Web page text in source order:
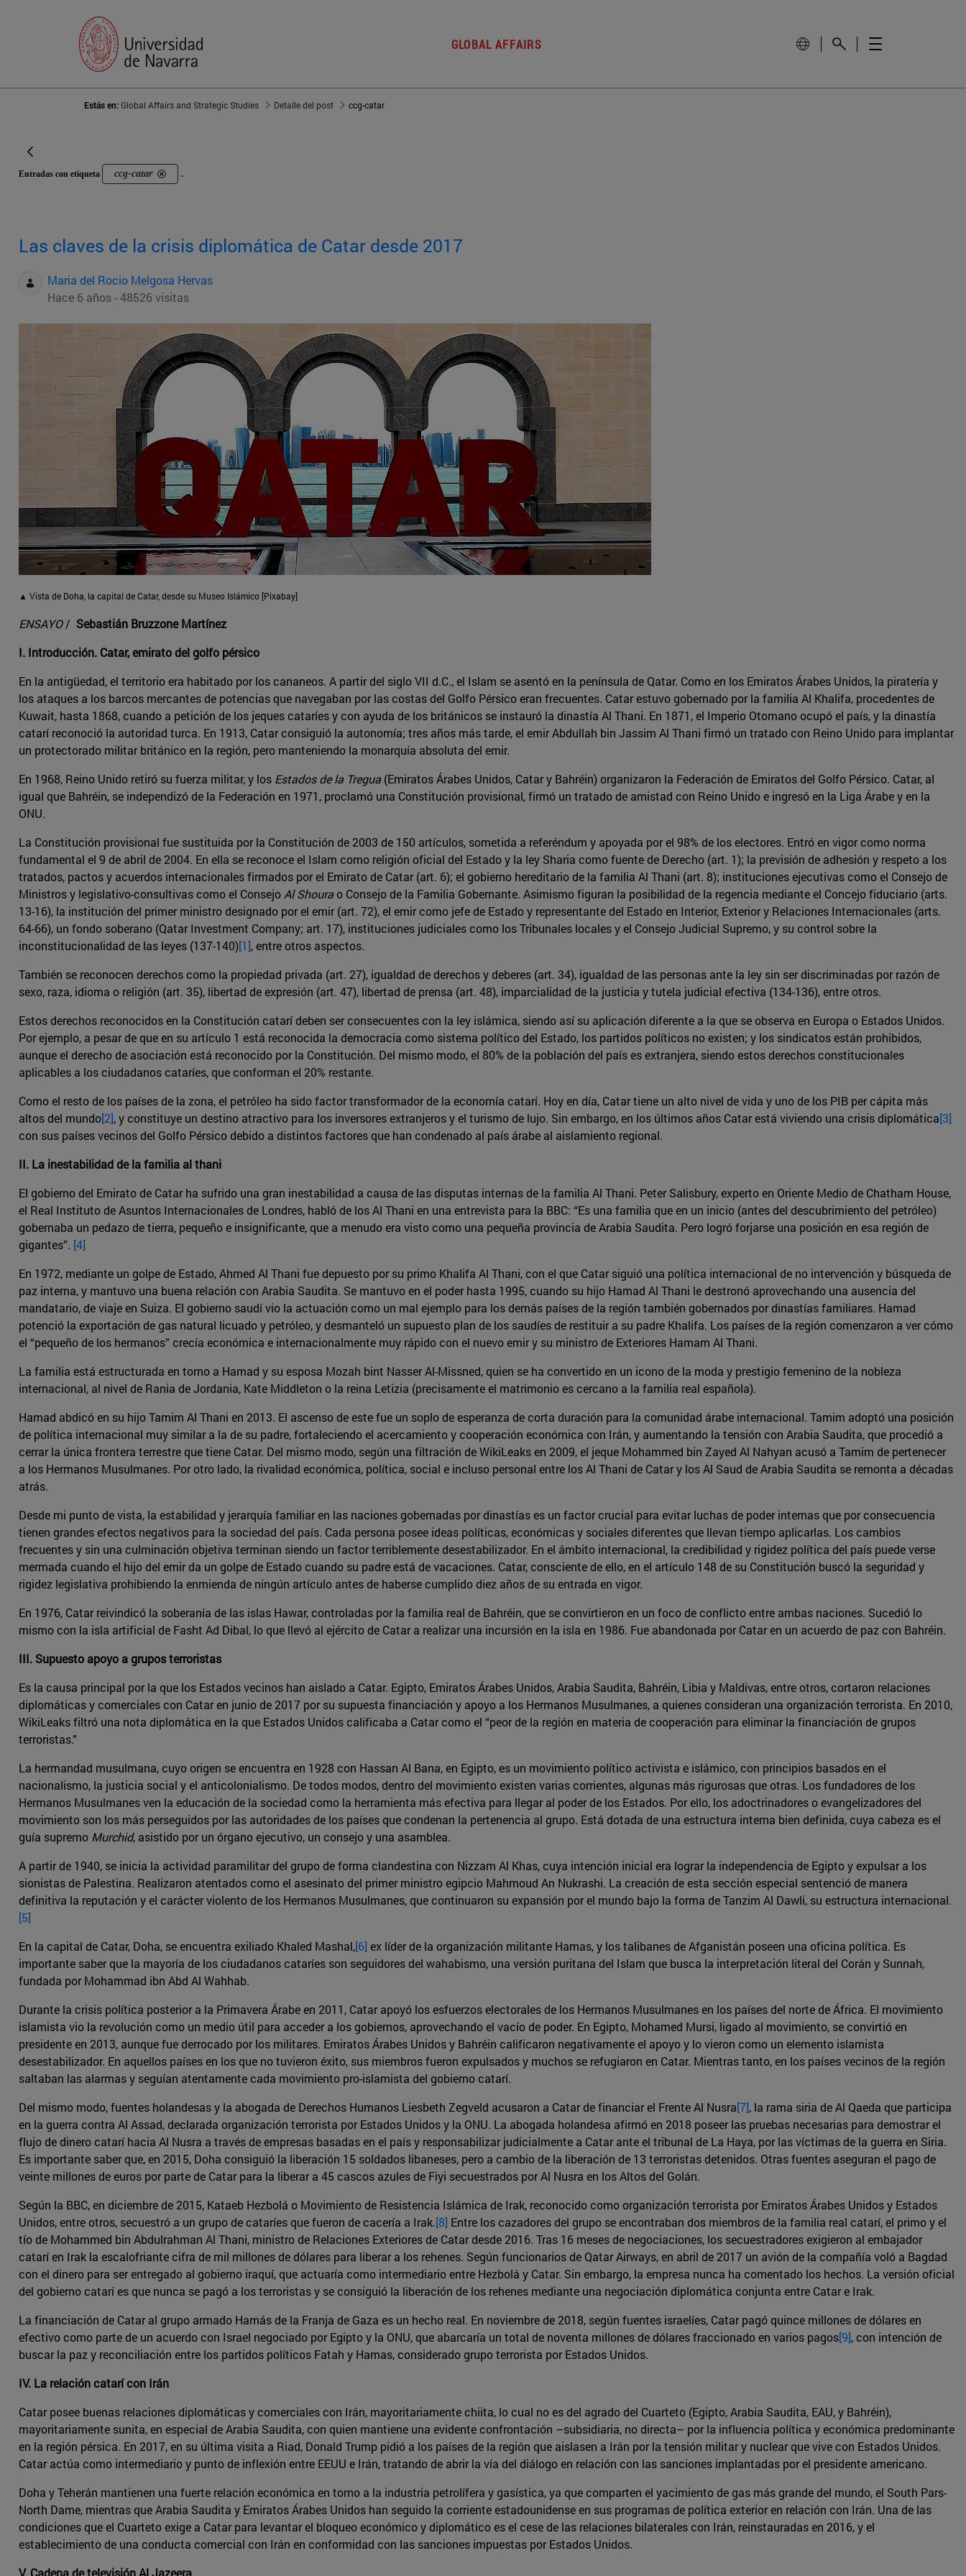
GLOBAL AFFAIRS
Estás en:Global Affairs and Strategic Studies Detalle del post ccg-catar
Entradas con etiqueta ccg-catar .
Las claves de la crisis diplomática de Catar desde 2017
Maria del Rocio Melgosa Hervas
Hace 6 años - 48526 visitas
▲ Vista de Doha, la capital de Catar, desde su Museo Islámico [Pixabay]
ENSAYO/ Sebastián Bruzzone Martínez
I. Introducción. Catar, emirato del golfo pérsico
En la antigüedad, el territorio era habitado por los cananeos. A partir del siglo VII d.C., el Islam se asentó en la península de Qatar. Como en los Emiratos Árabes Unidos, la piratería y
los ataques a los barcos mercantes de potencias que navegaban por las costas del Golfo Pérsico eran frecuentes. Catar estuvo gobernado por la familia Al Khalifa, procedentes de
Kuwait, hasta 1868, cuando a petición de los jeques cataríes y con ayuda de los británicos se instauró la dinastía Al Thani. En 1871, el Imperio Otomano ocupó el país, y la dinastía
catarí reconoció la autoridad turca. En 1913, Catar consiguió la autonomía; tres años más tarde, el emir Abdullah bin Jassim Al Thani firmó un tratado con Reino Unido para implantar
un protectorado militar británico en la región, pero manteniendo la monarquía absoluta del emir.
En 1968, Reino Unido retiró su fuerza militar, y los Estados de la Tregua(Emiratos Árabes Unidos, Catar y Bahréin) organizaron la Federación de Emiratos del Golfo Pérsico. Catar, al
igual que Bahréin, se independizó de la Federación en 1971, proclamó una Constitución provisional, firmó un tratado de amistad con Reino Unido e ingresó en la Liga Árabe y en la
ONU.
La Constitución provisional fue sustituida por la Constitución de 2003 de 150 artículos, sometida a referéndum y apoyada por el 98% de los electores. Entró en vigor como norma
fundamental el 9 de abril de 2004. En ella se reconoce el Islam como religión oficial del Estado y la ley Sharia como fuente de Derecho (art. 1); la previsión de adhesión y respeto a los
tratados, pactos y acuerdos internacionales firmados por el Emirato de Catar (art. 6); el gobierno hereditario de la familia Al Thani (art. 8); instituciones ejecutivas como el Consejo de
Ministros y legislativo-consultivas como el ConsejoAl Shourao Consejo de la Familia Gobernante. Asimismo figuran la posibilidad de la regencia mediante el Concejo fiduciario (arts.
13-16), la institución del primer ministro designado por el emir (art. 72), el emir como jefe de Estado y representante del Estado en Interior, Exterior y Relaciones Internacionales (arts.
64-66), un fondo soberano (Qatar Investment Company; art. 17), instituciones judiciales como los Tribunales locales y el Consejo Judicial Supremo, y su control sobre la
inconstitucionalidad de las leyes (137-140)[1], entre otros aspectos.
También se reconocen derechos como la propiedad privada (art. 27), igualdad de derechos y deberes (art. 34), igualdad de las personas ante la ley sin ser discriminadas por razón de
sexo, raza, idioma o religión (art. 35), libertad de expresión (art. 47), libertad de prensa (art. 48), imparcialidad de la justicia y tutela judicial efectiva (134-136), entre otros.
Estos derechos reconocidos en la Constitución catarí deben ser consecuentes con la ley islámica, siendo así su aplicación diferente a la que se observa en Europa o Estados Unidos.
Por ejemplo, a pesar de que en su artículo 1 está reconocida la democracia como sistema político del Estado, los partidos políticos no existen; y los sindicatos están prohibidos,
aunque el derecho de asociación está reconocido por la Constitución. Del mismo modo, el 80% de la población del país es extranjera, siendo estos derechos constitucionales
aplicables a los ciudadanos cataríes, que conforman el 20% restante.
Como el resto de los países de la zona, el petróleo ha sido factor transformador de la economía catarí. Hoy en día, Catar tiene un alto nivel de vida y uno de los PIB per cápita más
altos del mundo[2], y constituye un destino atractivo para los inversores extranjeros y el turismo de lujo. Sin embargo, en los últimos años Catar está viviendo una crisis diplomática[3]
con sus países vecinos del Golfo Pérsico debido a distintos factores que han condenado al país árabe al aislamiento regional.
II. La inestabilidad de la familia al thani
El gobierno del Emirato de Catar ha sufrido una gran inestabilidad a causa de las disputas internas de la familia Al Thani. Peter Salisbury, experto en Oriente Medio de Chatham House,
el Real Instituto de Asuntos Internacionales de Londres, habló de los Al Thani en una entrevista para la BBC: “Es una familia que en un inicio (antes del descubrimiento del petróleo)
gobernaba un pedazo de tierra, pequeño e insignificante, que a menudo era visto como una pequeña provincia de Arabia Saudita. Pero logró forjarse una posición en esa región de
gigantes”. [4]
En 1972, mediante un golpe de Estado, Ahmed Al Thani fue depuesto por su primo Khalifa Al Thani, con el que Catar siguió una política internacional de no intervención y búsqueda de
paz interna, y mantuvo una buena relación con Arabia Saudita. Se mantuvo en el poder hasta 1995, cuando su hijo Hamad Al Thani le destronó aprovechando una ausencia del
mandatario, de viaje en Suiza. El gobierno saudí vio la actuación como un mal ejemplo para los demás países de la región también gobernados por dinastías familiares. Hamad
potenció la exportación de gas natural licuado y petróleo, y desmanteló un supuesto plan de los saudíes de restituir a su padre Khalifa. Los países de la región comenzaron a ver cómo
el “pequeño de los hermanos” crecía económica e internacionalmente muy rápido con el nuevo emir y su ministro de Exteriores Hamam Al Thani.
La familia está estructurada en torno a Hamad y su esposa Mozah bint Nasser Al-Missned, quien se ha convertido en un icono de la moda y prestigio femenino de la nobleza
internacional, al nivel de Rania de Jordania, Kate Middleton o la reina Letizia (precisamente el matrimonio es cercano a la familia real española).
Hamad abdicó en su hijo Tamim Al Thani en 2013. El ascenso de este fue un soplo de esperanza de corta duración para la comunidad árabe internacional. Tamim adoptó una posición
de política internacional muy similar a la de su padre, fortaleciendo el acercamiento y cooperación económica con Irán, y aumentando la tensión con Arabia Saudita, que procedió a
cerrar la única frontera terrestre que tiene Catar. Del mismo modo, según una filtración de WikiLeaks en 2009, el jeque Mohammed bin Zayed Al Nahyan acusó a Tamim de pertenecer
a los Hermanos Musulmanes. Por otro lado, la rivalidad económica, política, social e incluso personal entre los Al Thani de Catar y los Al Saud de Arabia Saudita se remonta a décadas
atrás.
Desde mi punto de vista, la estabilidad y jerarquía familiar en las naciones gobernadas por dinastías es un factor crucial para evitar luchas de poder internas que por consecuencia
tienen grandes efectos negativos para la sociedad del país. Cada persona posee ideas políticas, económicas y sociales diferentes que llevan tiempo aplicarlas. Los cambios
frecuentes y sin una culminación objetiva terminan siendo un factor terriblemente desestabilizador. En el ámbito internacional, la credibilidad y rigidez política del país puede verse
mermada cuando el hijo del emir da un golpe de Estado cuando su padre está de vacaciones. Catar, consciente de ello, en el artículo 148 de su Constitución buscó la seguridad y
rigidez legislativa prohibiendo la enmienda de ningún artículo antes de haberse cumplido diez años de su entrada en vigor.
En 1976, Catar reivindicó la soberanía de las islas Hawar, controladas por la familia real de Bahréin, que se convirtieron en un foco de conflicto entre ambas naciones. Sucedió lo
mismo con la isla artificial de Fasht Ad Dibal, lo que llevó al ejército de Catar a realizar una incursión en la isla en 1986. Fue abandonada por Catar en un acuerdo de paz con Bahréin.
III. Supuesto apoyo a grupos terroristas
Es la causa principal por la que los Estados vecinos han aislado a Catar. Egipto, Emiratos Árabes Unidos, Arabia Saudita, Bahréin, Libia y Maldivas, entre otros, cortaron relaciones
diplomáticas y comerciales con Catar en junio de 2017 por su supuesta financiación y apoyo a los Hermanos Musulmanes, a quienes consideran una organización terrorista. En 2010,
WikiLeaks filtró una nota diplomática en la que Estados Unidos calificaba a Catar como el “peor de la región en materia de cooperación para eliminar la financiación de grupos
terroristas.”
La hermandad musulmana, cuyo origen se encuentra en 1928 con Hassan Al Bana, en Egipto, es un movimiento político activista e islámico, con principios basados en el
nacionalismo, la justicia social y el anticolonialismo. De todos modos, dentro del movimiento existen varias corrientes, algunas más rigurosas que otras. Los fundadores de los
Hermanos Musulmanes ven la educación de la sociedad como la herramienta más efectiva para llegar al poder de los Estados. Por ello, los adoctrinadores o evangelizadores del
movimiento son los más perseguidos por las autoridades de los países que condenan la pertenencia al grupo. Está dotada de una estructura interna bien definida, cuya cabeza es el
guía supremo Murchid, asistido por un órgano ejecutivo, un consejo y una asamblea.
A partir de 1940, se inicia la actividad paramilitar del grupo de forma clandestina con Nizzam Al Khas, cuya intención inicial era lograr la independencia de Egipto y expulsar a los
sionistas de Palestina. Realizaron atentados como el asesinato del primer ministro egipcio Mahmoud An Nukrashi. La creación de esta sección especial sentenció de manera
definitiva la reputación y el carácter violento de los Hermanos Musulmanes, que continuaron su expansión por el mundo bajo la forma de Tanzim Al Dawli, su estructura internacional.
[5]
En la capital de Catar, Doha, se encuentra exiliado Khaled Mashal,[6] ex líder de la organización militante Hamas, y los talibanes de Afganistán poseen una oficina política. Es
importante saber que la mayoría de los ciudadanos cataríes son seguidores del wahabismo, una versión puritana del Islam que busca la interpretación literal del Corán y Sunnah,
fundada por Mohammad ibn Abd Al Wahhab.
Durante la crisis política posterior a la Primavera Árabe en 2011, Catar apoyó los esfuerzos electorales de los Hermanos Musulmanes en los países del norte de África. El movimiento
islamista vio la revolución como un medio útil para acceder a los gobiernos, aprovechando el vacío de poder. En Egipto, Mohamed Mursi, ligado al movimiento, se convirtió en
presidente en 2013, aunque fue derrocado por los militares. Emiratos Árabes Unidos y Bahréin calificaron negativamente el apoyo y lo vieron como un elemento islamista
desestabilizador. En aquellos países en los que no tuvieron éxito, sus miembros fueron expulsados y muchos se refugiaron en Catar. Mientras tanto, en los países vecinos de la región
saltaban las alarmas y seguían atentamente cada movimiento pro-islamista del gobierno catarí.
Del mismo modo, fuentes holandesas y la abogada de Derechos Humanos Liesbeth Zegveld acusaron a Catar de financiar el Frente Al Nusra[7], la rama siria de Al Qaeda que participa
en la guerra contra Al Assad, declarada organización terrorista por Estados Unidos y la ONU. La abogada holandesa afirmó en 2018 poseer las pruebas necesarias para demostrar el
flujo de dinero catarí hacia Al Nusra a través de empresas basadas en el país y responsabilizar judicialmente a Catar ante el tribunal de La Haya, por las víctimas de la guerra en Siria.
Es importante saber que, en 2015, Doha consiguió la liberación 15 soldados libaneses, pero a cambio de la liberación de 13 terroristas detenidos. Otras fuentes aseguran el pago de
veinte millones de euros por parte de Catar para la liberar a 45 cascos azules de Fiyi secuestrados por Al Nusra en los Altos del Golán.
Según la BBC, en diciembre de 2015, Kataeb Hezbolá o Movimiento de Resistencia Islámica de Irak, reconocido como organización terrorista por Emiratos Árabes Unidos y Estados
Unidos, entre otros, secuestró a un grupo de cataríes que fueron de cacería a Irak.[8] Entre los cazadores del grupo se encontraban dos miembros de la familia real catarí, el primo y el
tío de Mohammed bin Abdulrahman Al Thani, ministro de Relaciones Exteriores de Catar desde 2016. Tras 16 meses de negociaciones, los secuestradores exigieron al embajador
catarí en Irak la escalofriante cifra de mil millones de dólares para liberar a los rehenes. Según funcionarios de Qatar Airways, en abril de 2017 un avión de la compañía voló a Bagdad
con el dinero para ser entregado al gobierno iraquí, que actuaría como intermediario entre Hezbolá y Catar. Sin embargo, la empresa nunca ha comentado los hechos. La versión oficial
del gobierno catarí es que nunca se pagó a los terroristas y se consiguió la liberación de los rehenes mediante una negociación diplomática conjunta entre Catar e Irak.
La financiación de Catar al grupo armado Hamás de la Franja de Gaza es un hecho real. En noviembre de 2018, según fuentes israelíes, Catar pagó quince millones de dólares en
efectivo como parte de un acuerdo con Israel negociado por Egipto y la ONU, que abarcaría un total de noventa millones de dólares fraccionado en varios pagos[9], con intención de
buscar la paz y reconciliación entre los partidos políticos Fatah y Hamas, considerado grupo terrorista por Estados Unidos.
IV. La relación catarí con Irán
Catar posee buenas relaciones diplomáticas y comerciales con Irán, mayoritariamente chiita, lo cual no es del agrado del Cuarteto (Egipto, Arabia Saudita, EAU, y Bahréin),
mayoritariamente sunita, en especial de Arabia Saudita, con quien mantiene una evidente confrontación –subsidiaria, no directa– por la influencia política y económica predominante
en la región pérsica. En 2017, en su última visita a Riad, Donald Trump pidió a los países de la región que aislasen a Irán por la tensión militar y nuclear que vive con Estados Unidos.
Catar actúa como intermediario y punto de inflexión entre EEUU e Irán, tratando de abrir la vía del diálogo en relación con las sanciones implantadas por el presidente americano.
Doha y Teherán mantienen una fuerte relación económica en torno a la industria petrolífera y gasística, ya que comparten el yacimiento de gas más grande del mundo, el South Pars-
North Dame, mientras que Arabia Saudita y Emiratos Árabes Unidos han seguido la corriente estadounidense en sus programas de política exterior en relación con Irán. Una de las
condiciones que el Cuarteto exige a Catar para levantar el bloqueo económico y diplomático es el cese de las relaciones bilaterales con Irán, reinstauradas en 2016, y el
establecimiento de una conducta comercial con Irán en conformidad con las sanciones impuestas por Estados Unidos.
V. Cadena de televisión Al Jazeera